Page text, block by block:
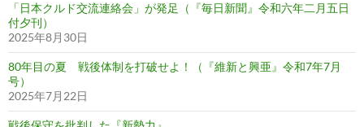
「日本クルド交流連絡会」が発足（『毎日新聞』令和六年二月五日
付夕刊）
2025年8月30日
80年目の夏 戦後体制を打破せよ！（『維新と興亜』令和7年7月
号）
2025年7月22日